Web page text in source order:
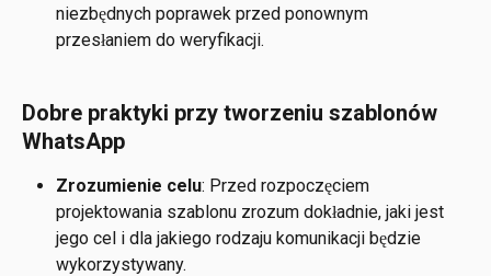
niezbędnych poprawek przed ponownym
przesłaniem do weryfikacji.
Dobre praktyki przy tworzeniu szablonów
WhatsApp
Zrozumienie celu: Przed rozpoczęciem
projektowania szablonu zrozum dokładnie, jaki jest
jego cel i dla jakiego rodzaju komunikacji będzie
wykorzystywany.